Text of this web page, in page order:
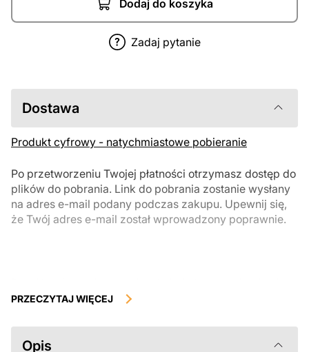
Dodaj do koszyka
Zadaj pytanie
Dostawa
Produkt cyfrowy - natychmiastowe pobieranie
Po przetworzeniu Twojej płatności otrzymasz dostęp do
plików do pobrania. Link do pobrania zostanie wysłany
na adres e-mail podany podczas zakupu. Upewnij się,
że Twój adres e-mail został wprowadzony poprawnie.
podlegają zwrotowi ani wymianie po ich pobraniu. Zalecamy
przed zakupem. Jeśli masz jakiekolwiek problemy z zamówieniem,
skontaktuj się bezpośrednio ze sprzedawcą.
PRZECZYTAJ WIĘCEJ
Opis